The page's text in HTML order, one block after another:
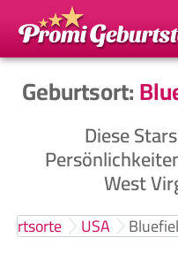
Geburtsort:
Diese
West
USA